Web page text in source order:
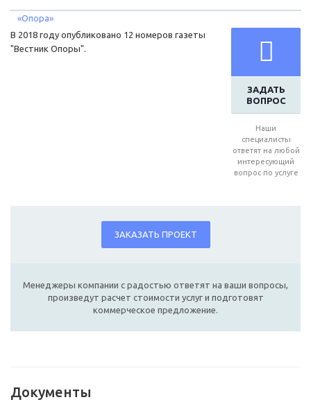
ЗАДАТЬ
ВОПРОС
Наши
специалисты
ответят на любой
интересующий
вопрос по услуге
В 2018 году опубликовано 12 номеров газеты
"Вестник Опоры".
ЗАКАЗАТЬ ПРОЕКТ
Менеджеры компании с радостью ответят на ваши вопросы,
произведут расчет стоимости услуг и подготовят
коммерческое предложение.
Документы